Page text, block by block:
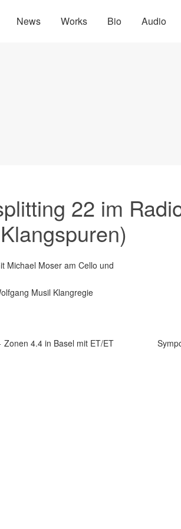
News Works Bio Audio
22 im
Michael Moser am Cello und
Musil Klangregie
Zonen 4.4 in Basel mit ET/ET